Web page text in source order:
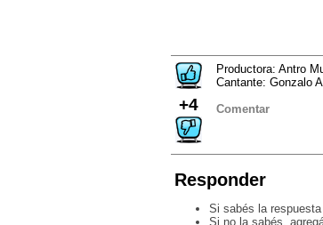
+4
Productora: Antro
Cantante: Gonzalo
Comentar
Responder
Si sabés la
Si no la sabés,